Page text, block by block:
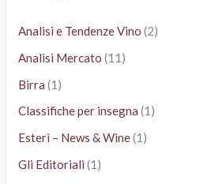
Analisi e Tendenze Vino (2)
Analisi Mercato (11)
Birra (1)
Classifiche per insegna (1)
Esteri – News & Wine(1)
Gli Editoriali (1)